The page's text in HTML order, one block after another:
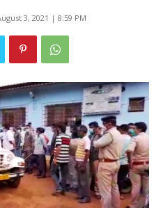
3, 2021 | 8:59 PM